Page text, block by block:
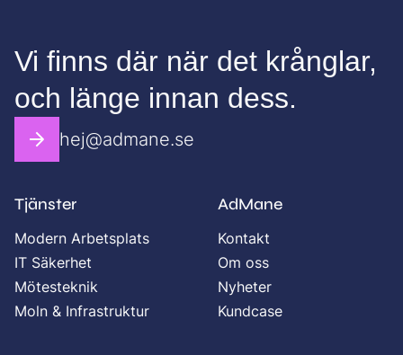
Vi finns där när det krånglar,
och länge innan dess.
hej@admane.se
Tjänster
Modern Arbetsplats
IT Säkerhet
Mötesteknik
Moln & Infrastruktur
AdMane
Kontakt
Om oss
Nyheter
Kundcase